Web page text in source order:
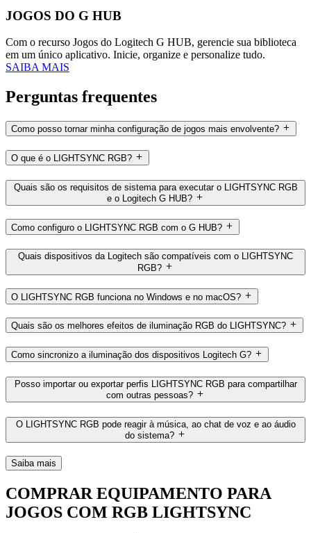
JOGOS DO G HUB
Com o recurso Jogos do Logitech G HUB, gerencie sua biblioteca
em um único aplicativo. Inicie, organize e personalize tudo.
SAIBA MAIS
Perguntas frequentes
Como posso tornar minha configuração de jogos mais envolvente?
O que é o LIGHTSYNC RGB?
Quais são os requisitos de sistema para executar o LIGHTSYNC RGB
e o Logitech G HUB?
Como configuro o LIGHTSYNC RGB com o G HUB?
Quais dispositivos da Logitech são compatíveis com o LIGHTSYNC
RGB?
O LIGHTSYNC RGB funciona no Windows e no macOS?
Quais são os melhores efeitos de iluminação RGB do LIGHTSYNC?
Como sincronizo a iluminação dos dispositivos Logitech G?
Posso importar ou exportar perfis LIGHTSYNC RGB para compartilhar
com outras pessoas?
O LIGHTSYNC RGB pode reagir à música, ao chat de voz e ao áudio
do sistema?
Saiba mais
COMPRAR EQUIPAMENTO PARA
JOGOS COM RGB LIGHTSYNC